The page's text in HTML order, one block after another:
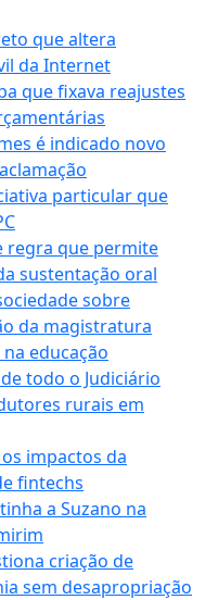
que altera
da Internet
que fixava reajustes
é indicado novo
particular que
regra que permite
sustentação oral
sobre
da magistratura
educação
todo o Judiciário
rurais em
impactos da
fintechs
a Suzano na
criação de
sem desapropriação